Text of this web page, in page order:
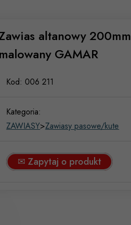
altanowy 200mm
malowany GAMAR
Kod: 006 211
Kategoria:
ZAWIASY>Zawiasy pasowe/kute
✉ Zapytaj o produkt